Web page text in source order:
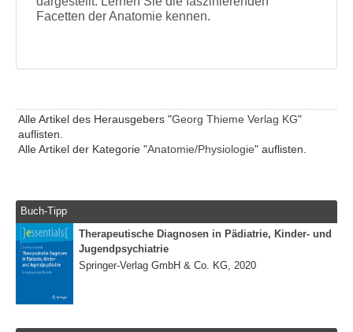
Facetten der Anatomie kennen.
Alle Artikel des Herausgebers "Georg Thieme Verlag KG"
auflisten.
Alle Artikel der Kategorie "Anatomie/Physiologie" auflisten.
Buch-Tipp
Therapeutische Diagnosen in Pädiatrie, Kinder- und
Jugendpsychiatrie
Springer-Verlag GmbH & Co. KG, 2020